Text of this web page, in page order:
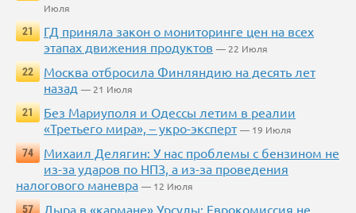
Июля
21
ГД приняла закон о мониторинге цен на всех
этапах движения продуктов — 22 Июля
22
Москва отбросила Финляндию на десять лет
назад — 21 Июля
21
Без Мариуполя и Одессы летим в реалии
«Третьего мира», – укро-эксперт — 19 Июля
74
Михаил Делягин: У нас проблемы с бензином не
из-за ударов по НПЗ, а из-за проведения
налогового маневра — 12 Июля
57
Дыра в «кармане» Урсулы: Еврокомиссия не